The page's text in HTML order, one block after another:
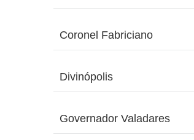
Coronel Fabriciano
Divinópolis
Governador Valadares